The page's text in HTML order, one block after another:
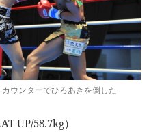
ウンターでひろあきを倒した
UP/58.7kg）